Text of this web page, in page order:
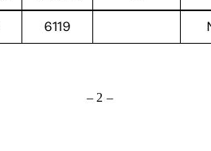
6119
– 2 –